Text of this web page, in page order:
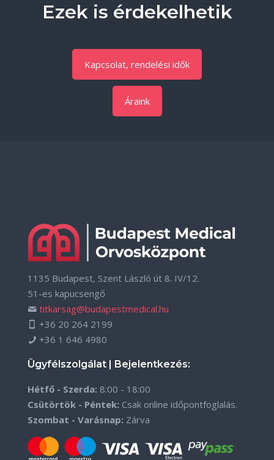
Ezek is érdekelhetik
Kapcsolat, rendelési idők
Áraink
1135 Budapest, Szent László út 8. IV/12.
51-es kapucsengő
titkarsag@budapestmedical.hu
+36 20 264 2199
+36 1 646 4980
Ügyfélszolgálat | Bejelentkezés:
Hétfő - Szerda: 8:00 - 18:00
Csütörtök - Péntek: Csak online időpontfoglalás.
Szombat - Varásnap: Zárva